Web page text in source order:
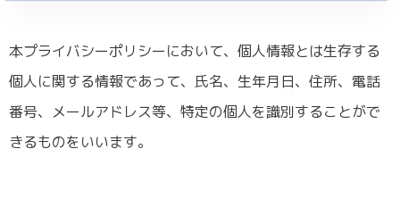
本プライバシーポリシーにおいて、個人情報とは生存する
個人に関する情報であって、氏名、生年月日、住所、電話
番号、メールアドレス等、特定の個人を識別することがで
きるものをいいます。